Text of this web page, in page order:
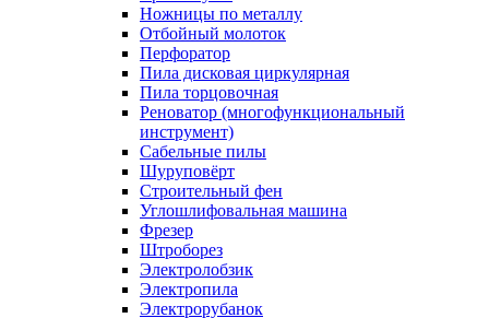
Ножницы по металлу
Отбойный молоток
Перфоратор
Пила дисковая циркулярная
Пила торцовочная
Реноватор (многофункциональный
инструмент)
Сабельные пилы
Шуруповёрт
Строительный фен
Углошлифовальная машина
Фрезер
Штроборез
Электролобзик
Электропила
Электрорубанок